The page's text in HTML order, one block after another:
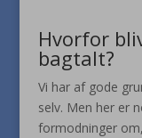
Hvorfor
bagtalt?
Vi har af gode
selv. Men her er
formodninger